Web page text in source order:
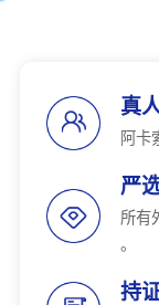
真
阿卡
严
所有
。
持